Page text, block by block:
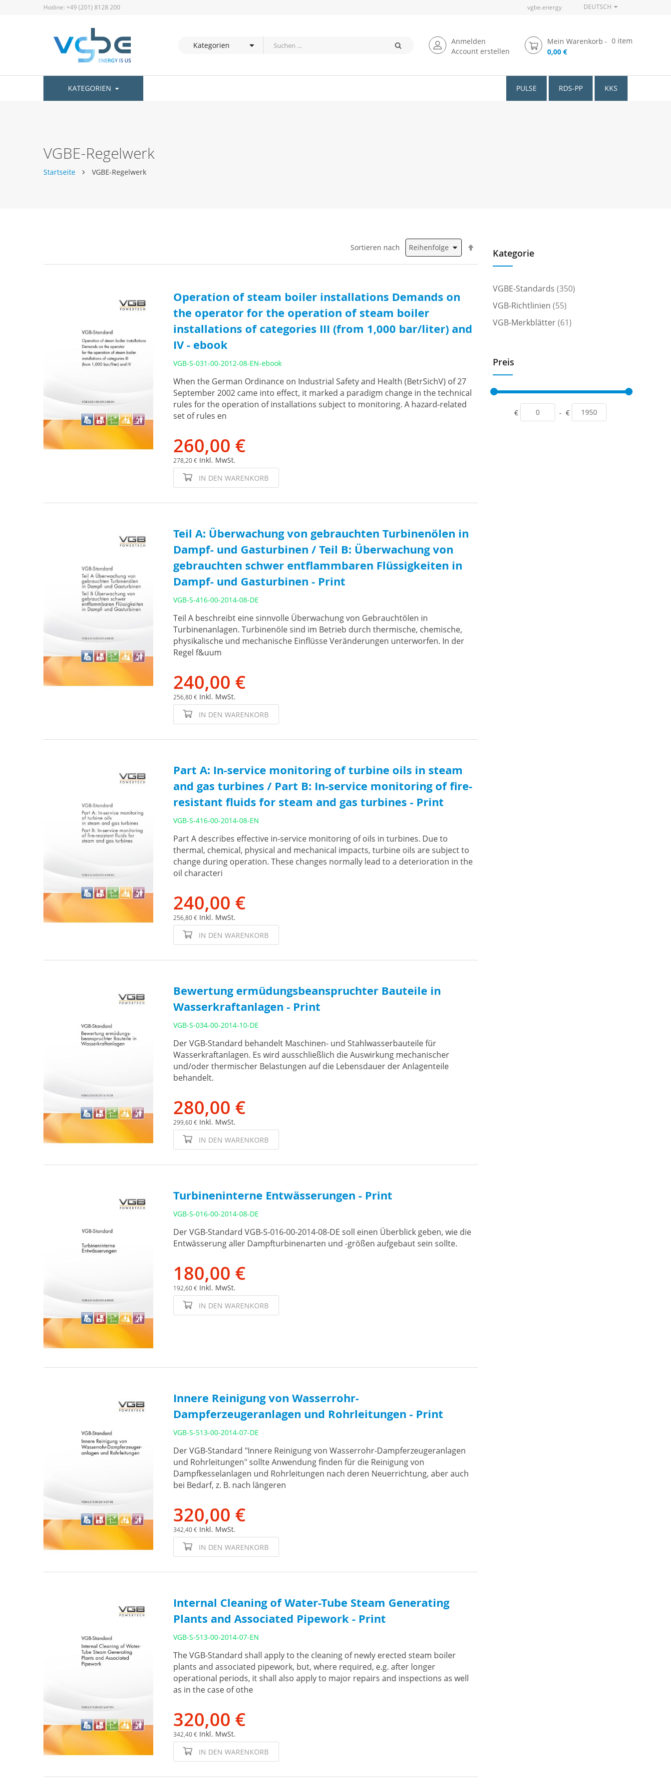
Hotline: +49 (201) 8128 200 vgbe.energy DEUTSCH
Anmelden
Account erstellen
Mein Warenkorb 0 item
0,00 €
KATEGORIEN PULSE RDS-PP KKS
VGBE-Regelwerk
Startseite VGBE-Regelwerk
Sortieren nach
sortieren
Operation of steam boiler installations Demands on
the operator for the operation of steam boiler
installations of categories III (from 1,000 bar/liter) and
IV - ebook
VGB-S-031-00-2012-08-EN-ebook
When the German Ordinance on Industrial Safety and Health (BetrSichV) of 27
September 2002 came into effect, it marked a paradigm change in the technical
rules for the operation of installations subject to monitoring. A hazard-related
set of rules en
260,00 €
278,20 € Inkl. MwSt.
IN DEN WARENKORB
Teil A: Überwachung von gebrauchten Turbinenölen in
Dampf- und Gasturbinen / Teil B: Überwachung von
gebrauchten schwer entflammbaren Flüssigkeiten in
Dampf- und Gasturbinen - Print
VGB-S-416-00-2014-08-DE
Teil A beschreibt eine sinnvolle Überwachung von Gebrauchtölen in
Turbinenanlagen. Turbinenöle sind im Betrieb durch thermische, chemische,
physikalische und mechanische Einflüsse Veränderungen unterworfen. In der
Regel f&uum
240,00 €
256,80 € Inkl. MwSt.
IN DEN WARENKORB
Part A: In-service monitoring of turbine oils in steam
and gas turbines / Part B: In-service monitoring of fire-
resistant fluids for steam and gas turbines - Print
VGB-S-416-00-2014-08-EN
Part A describes effective in-service monitoring of oils in turbines. Due to
thermal, chemical, physical and mechanical impacts, turbine oils are subject to
change during operation. These changes normally lead to a deterioration in the
oil characteri
240,00 €
256,80 € Inkl. MwSt.
IN DEN WARENKORB
Bewertung ermüdungsbeanspruchter Bauteile in
Wasserkraftanlagen - Print
VGB-S-034-00-2014-10-DE
Der VGB-Standard behandelt Maschinen- und Stahlwasserbauteile für
Wasserkraftanlagen. Es wird ausschließlich die Auswirkung mechanischer
und/oder thermischer Belastungen auf die Lebensdauer der Anlagenteile
behandelt.
280,00 €
299,60 € Inkl. MwSt.
IN DEN WARENKORB
Turbineninterne Entwässerungen - Print
VGB-S-016-00-2014-08-DE
Der VGB-Standard VGB-S-016-00-2014-08-DE soll einen Überblick geben, wie die
Entwässerung aller Dampfturbinenarten und -größen aufgebaut sein sollte.
180,00 €
192,60 € Inkl. MwSt.
IN DEN WARENKORB
Innere Reinigung von Wasserrohr-
Dampferzeugeranlagen und Rohrleitungen - Print
VGB-S-513-00-2014-07-DE
Der VGB-Standard "Innere Reinigung von Wasserrohr-Dampferzeugeranlagen
und Rohrleitungen" sollte Anwendung finden für die Reinigung von
Dampfkesselanlagen und Rohrleitungen nach deren Neuerrichtung, aber auch
bei Bedarf, z. B. nach längeren
320,00 €
342,40 € Inkl. MwSt.
IN DEN WARENKORB
Internal Cleaning of Water-Tube Steam Generating
Plants and Associated Pipework - Print
VGB-S-513-00-2014-07-EN
The VGB-Standard shall apply to the cleaning of newly erected steam boiler
plants and associated pipework, but, where required, e.g. after longer
operational periods, it shall also apply to major repairs and inspections as well
as in the case of othe
320,00 €
342,40 € Inkl. MwSt.
IN DEN WARENKORB
Kategorie
VGBE-Standards 350Artikel
VGB-Richtlinien 55Artikel
VGB-Merkblätter 61Artikel
Preis
€ - €